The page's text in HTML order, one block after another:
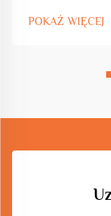
Maszyna do
postęp w
POKAŻ WIĘCEJ